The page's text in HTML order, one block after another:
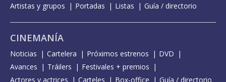
Artistas y grupos
Portadas Listas Guía / directorio
CINEMANÍA
Noticias Cartelera Próximos estrenos
DVD
Avances
Tráilers
Festivales + premios
Actores y actrices
Carteles Box-office Guía / directorio